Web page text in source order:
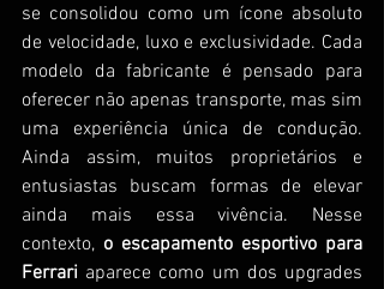
se consolidou como um ícone absoluto
de velocidade, luxo e exclusividade. Cada
modelo da fabricante é pensado para
oferecer não apenas transporte, mas sim
uma experiência única de condução.
Ainda assim, muitos proprietários e
entusiastas buscam formas de elevar
ainda mais essa vivência. Nesse
contexto, o escapamento esportivo para
Ferrari aparece como um dos upgrades